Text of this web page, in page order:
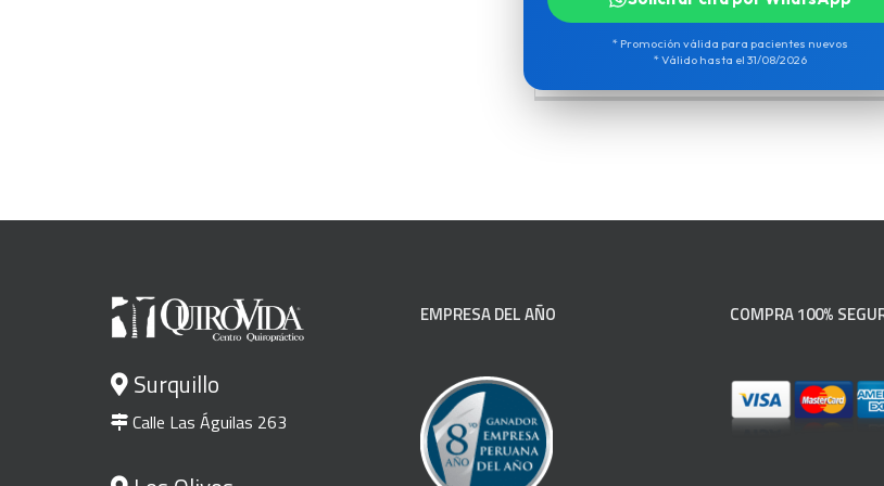
Surquillo
Calle Las Águilas 263
EMPRESA DEL AÑO COMPRA 100%
* Promoción válida para pacientes nuevos
* Válido hasta el 31/08/2026